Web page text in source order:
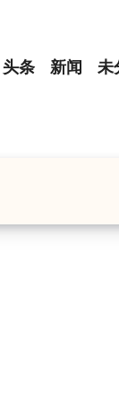
头条 新闻 未